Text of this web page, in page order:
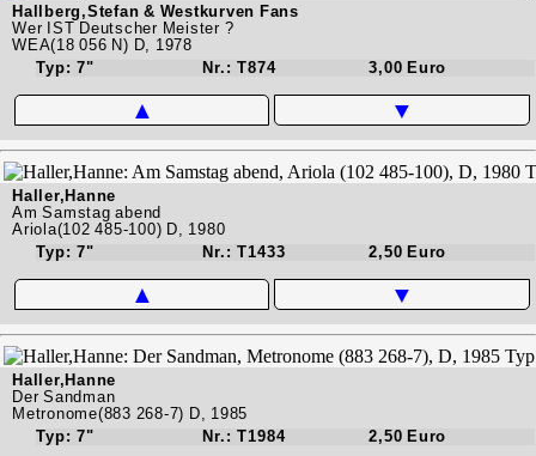
Hallberg,Stefan & Westkurven Fans
Wer IST Deutscher Meister ?
WEA(18 056 N) D, 1978
Typ: 7"
Nr.: T874 3,00 Euro
▲ ▼
Haller,Hanne
Am Samstag abend
Ariola(102 485-100) D, 1980
Typ: 7"
Nr.: T1433 2,50 Euro
▲ ▼
Haller,Hanne
Der Sandman
Metronome(883 268-7) D, 1985
Typ: 7"
Nr.: T1984 2,50 Euro